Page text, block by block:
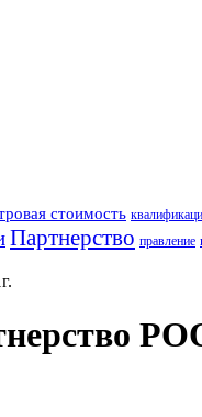
стоимость
Партнерство правление